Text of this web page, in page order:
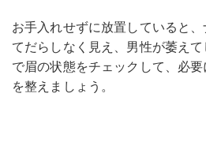
お手入れせずに放置していると
てだらしなく見え、男性が萎え
で眉の状態をチェックして、必
を整えましょう。